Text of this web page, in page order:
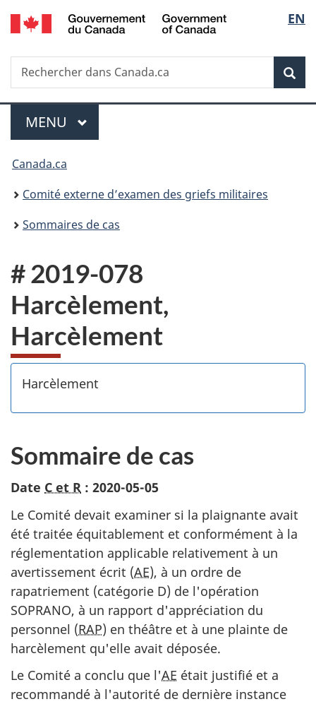
Passer
au
principal
Passer
à
Au
du
Passer
à
version
simplifiée
de
la
EN
Recherche
Rechercher
dans
Menu
MENU PRINCIPAL
Vous
êtes
ici :
Canada.ca
Comité externe d’examen des griefs militaires
Sommaires de cas
# 2019-078
Harcèlement,
Harcèlement
Harcèlement
Sommaire de cas
Date C et R : 2020-05-05
Le Comité devait examiner si la plaignante avait
été traitée équitablement et conformément à la
réglementation applicable relativement à un
avertissement écrit (AE), à un ordre de
rapatriement (catégorie D) de l'opération
SOPRANO, à un rapport d'appréciation du
personnel (RAP) en théâtre et à une plainte de
harcèlement qu'elle avait déposée.
Le Comité a conclu que l'AE était justifié et a
recommandé à l'autorité de dernière instance